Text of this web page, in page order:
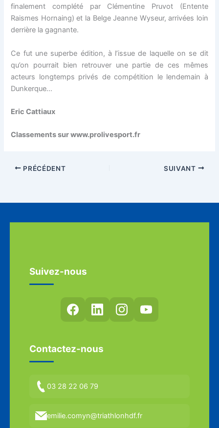
finalement complété par Clémentine Pruvot (Entente
Raismes Hornaing) et la Belge Jeanne Wyseur, arrivées loin
derrière la gagnante.
Ce fut une superbe édition, à l’issue de laquelle on se dit
qu’on pourrait bien retrouver une partie de ces mêmes
acteurs longtemps privés de compétition le lendemain à
Dunkerque…
Eric Cattiaux
Classements sur www.prolivesport.fr
PRÉCÉDENT SUIVANT
Suivez-nous
Contactez-nous
03 28 22 06 79
emilie.comyn@triathlonhdf.fr